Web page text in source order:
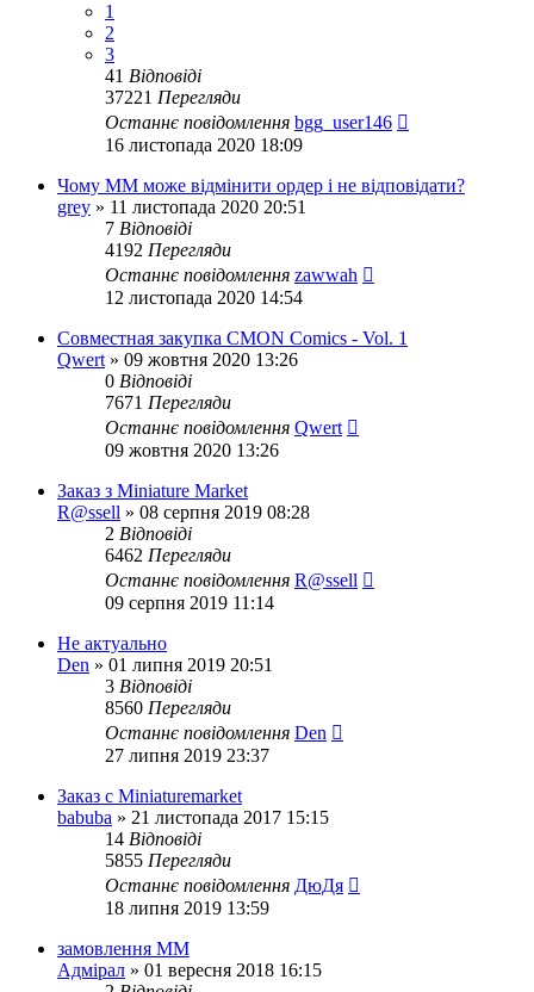
1
2
3
41 Відповіді
37221 Перегляди
Останнє повідомлення bgg_user146
16 листопада 2020 18:09
Чому MM може відмінити ордер і не відповідати?
grey » 11 листопада 2020 20:51
7 Відповіді
4192 Перегляди
Останнє повідомлення zawwah
12 листопада 2020 14:54
Совместная закупка CMON Comics - Vol. 1
Qwert » 09 жовтня 2020 13:26
0 Відповіді
7671 Перегляди
Останнє повідомлення Qwert
09 жовтня 2020 13:26
Заказ з Miniature Market
R@ssell » 08 серпня 2019 08:28
2 Відповіді
6462 Перегляди
Останнє повідомлення R@ssell
09 серпня 2019 11:14
Не актуально
Den » 01 липня 2019 20:51
3 Відповіді
8560 Перегляди
Останнє повідомлення Den
27 липня 2019 23:37
Заказ с Miniaturemarket
babuba » 21 листопада 2017 15:15
14 Відповіді
5855 Перегляди
Останнє повідомлення ДюДя
18 липня 2019 13:59
замовлення ММ
Адмірал » 01 вересня 2018 16:15